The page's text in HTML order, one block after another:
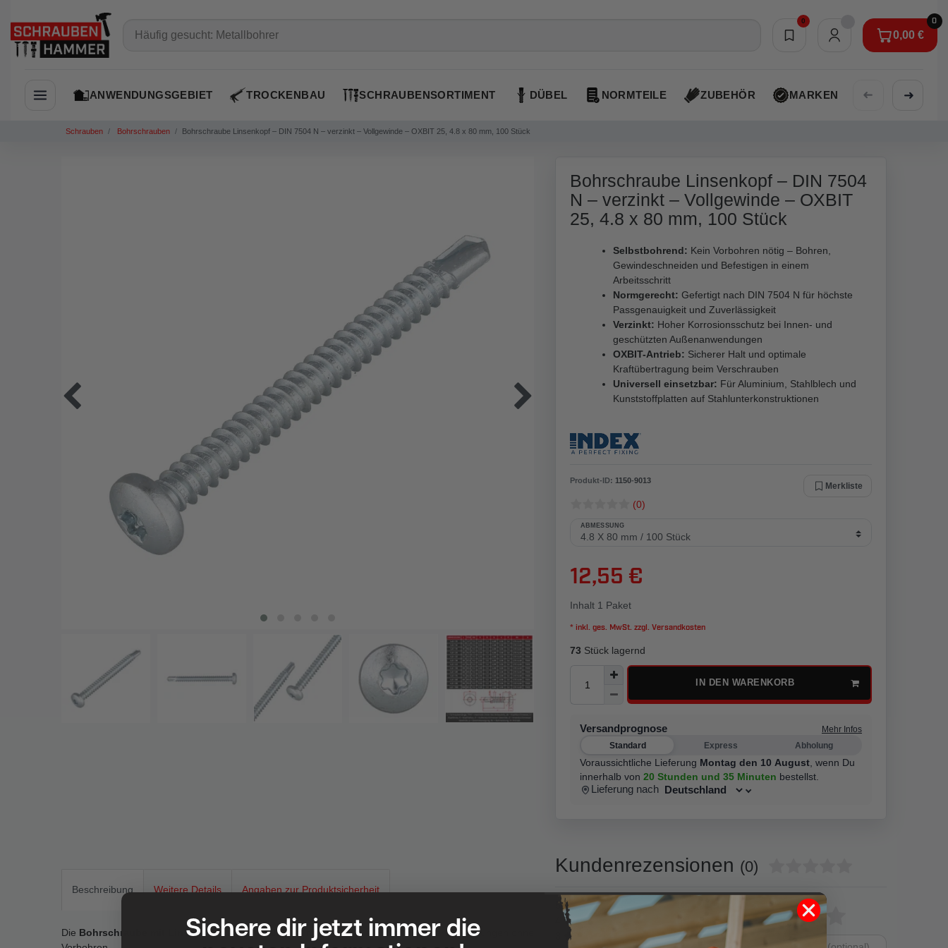
0
Merkliste
0
0,00 €
0,00 €
Navigation öffnen
ANWENDUNGSGEBIET TROCKENBAU SCHRAUBENSORTIMENT DÜBEL NORMTEILE ZUBEHÖR MARKEN AKTIONEN
➜ ➜
Schrauben Bohrschrauben Bohrschraube Linsenkopf – DIN 7504 N – verzinkt – Vollgewinde – OXBIT 25, 4.8 x 80 mm, 100 Stück
Bohrschraube Linsenkopf – DIN 7504
N – verzinkt – Vollgewinde – OXBIT
25, 4.8 x 80 mm, 100 Stück
Selbstbohrend: Kein Vorbohren nötig – Bohren,
Gewindeschneiden und Befestigen in einem
Arbeitsschritt
Normgerecht: Gefertigt nach DIN 7504 N für höchste
Passgenauigkeit und Zuverlässigkeit
Verzinkt: Hoher Korrosionsschutz bei Innen- und
geschützten Außenanwendungen
OXBIT-Antrieb: Sicherer Halt und optimale
Kraftübertragung beim Verschrauben
Universell einsetzbar: Für Aluminium, Stahlblech und
Kunststoffplatten auf Stahlunterkonstruktionen
Produkt-ID: 1150-9013
Merkliste
(0)
ABMESSUNG
12,55 €
Inhalt 1 Paket
* inkl. ges. MwSt. zzgl. Versandkosten
73 Stück lagernd
IN DEN WARENKORB
Versandprognose
Mehr Infos
Standard
Express Abholung
Voraussichtliche Lieferung Montag den 10 August wenn Du
innerhalb von 20 Stunden und 35 Minuten bestellst.
Lieferung nach
Beschreibung Weitere Details Angaben zur Produktsicherheit
Die Bohrschraube mit Linsenkopf
ist die ideale Lösung für schnelle und sichere Verschraubungen ohne
Kundenrezensionen (0)
5
0
Bewertungssterne
von
4
von
3
von
2
von
1
von
Sichere dir jetzt immer die